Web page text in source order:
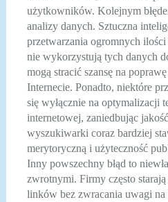
użytkowników. Kolejnym
analizy danych. Sztuczna
przetwarzania ogromnych
nie wykorzystują tych danych
mogą stracić szansę na
Internecie. Ponadto, niektóre
się wyłącznie na optymalizacji
internetowej, zaniedbując
wyszukiwarki coraz bardziej
merytoryczną i użyteczność
Inny powszechny błąd to
zwrotnymi. Firmy często
linków bez zwracania uwagi na